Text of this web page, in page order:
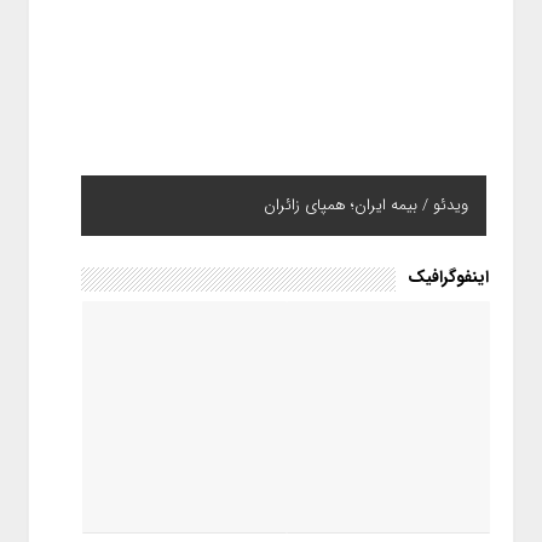
ویدئو / بیمه ایران؛ همپای زائران
اینفوگرافیک